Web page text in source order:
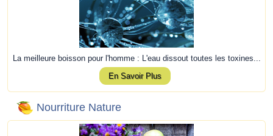
La meilleure boisson pour l'homme : L'eau dissout toutes les toxines...
En Savoir Plus
Nourriture Nature